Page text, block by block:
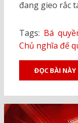
đang gieo rắc
Tags: Bá
Chủ nghĩa đế
ĐỌC BÀI NÀY